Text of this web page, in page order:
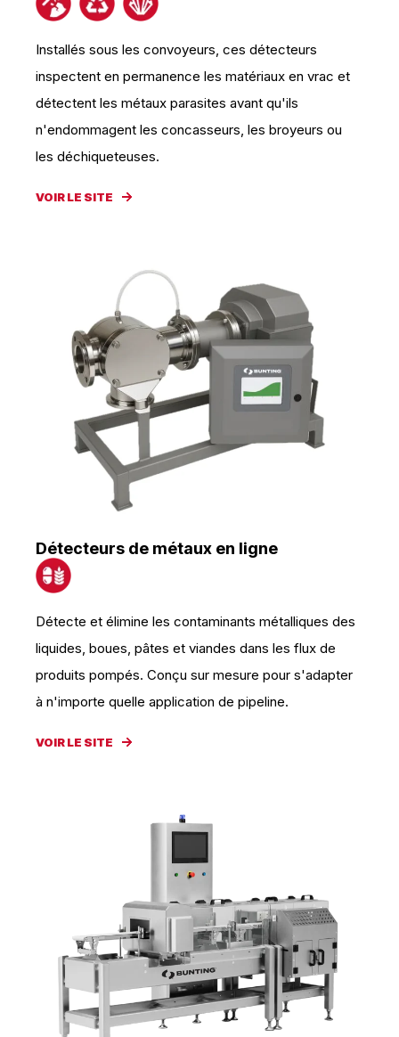
Installés sous les convoyeurs, ces détecteurs
inspectent en permanence les matériaux en vrac et
détectent les métaux parasites avant qu'ils
n'endommagent les concasseurs, les broyeurs ou
les déchiqueteuses.
VOIR LE SITE
Détecteurs de métaux en ligne
Détecte et élimine les contaminants métalliques des
liquides, boues, pâtes et viandes dans les flux de
produits pompés. Conçu sur mesure pour s'adapter
à n'importe quelle application de pipeline.
VOIR LE SITE